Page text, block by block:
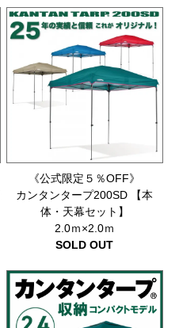
《公式限定５％OFF》
カンタンタープ200SD 【本
体・天幕セット】
2.0ｍ×2.0ｍ
SOLD OUT